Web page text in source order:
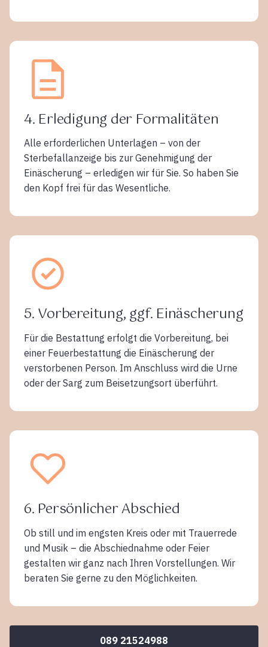
4. Erledigung der Formalitäten
Alle erforderlichen Unterlagen – von der
Sterbefallanzeige bis zur Genehmigung der
Einäscherung – erledigen wir für Sie. So haben Sie
den Kopf frei für das Wesentliche.
5. Vorbereitung, ggf. Einäscherung
Für die Bestattung erfolgt die Vorbereitung, bei
einer Feuerbestattung die Einäscherung der
verstorbenen Person. Im Anschluss wird die Urne
oder der Sarg zum Beisetzungsort überführt.
6. Persönlicher Abschied
Ob still und im engsten Kreis oder mit Trauerrede
und Musik – die Abschiednahme oder Feier
gestalten wir ganz nach Ihren Vorstellungen. Wir
beraten Sie gerne zu den Möglichkeiten.
089 21524988